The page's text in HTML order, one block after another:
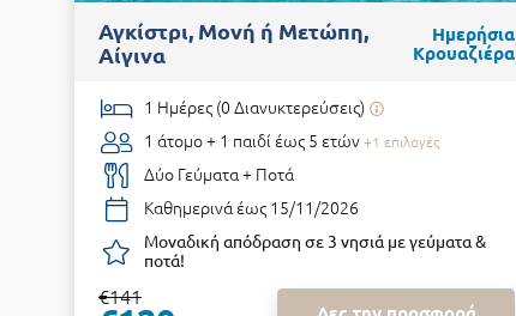
Αγκίστρι, Μονή ή Μετώπη,
Αίγινα
Ημερήσια
Κρουαζιέρα
1 Ημέρες (0 Διανυκτερεύσεις)
1 άτομο + 1 παιδί έως 5 ετών+1 επιλογές
Δύο Γεύματα + Ποτά
Καθημερινά έως 15/11/2026
Μοναδική απόδραση σε 3 νησιά με γεύματα &
ποτά!
€141